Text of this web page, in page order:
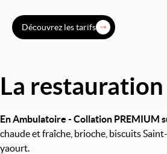
Découvrez les tarifs
Image
La restauration
En Ambulatoire - Collation PREMIUM
chaude et fraîche, brioche, biscuits
yaourt.